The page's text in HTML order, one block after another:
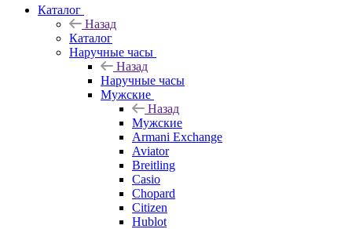
Каталог
Назад
Каталог
Наручные часы
Назад
Наручные часы
Мужские
Назад
Мужские
Armani Exchange
Aviator
Breitling
Casio
Chopard
Citizen
Hublot